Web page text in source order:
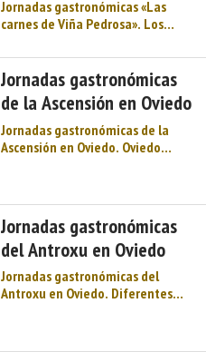
Jornadas gastronómicas «Las
carnes de Viña Pedrosa». Los
de carne de Asturias ofrecerán sus
propuestas más suculentas con la
celebración de ‘Las Carnes de Viña
Pedrosa’, la cita que marid ...
Jornadas gastronómicas
de la Ascensión en Oviedo
Jornadas gastronómicas de la
Ascensión en Oviedo. Oviedo
varios restaurantes ovetenses
ofrecerán este tradicional menú
compuesto por menes ...
Jornadas gastronómicas
del Antroxu en Oviedo
Jornadas gastronómicas del
Antroxu en Oviedo. Diferentes